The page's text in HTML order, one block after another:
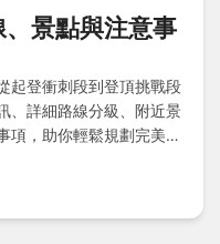
景點與注意事
起登衝刺段到登頂挑戰段
、詳細路線分級、附近景
項，助你輕鬆規劃完美登